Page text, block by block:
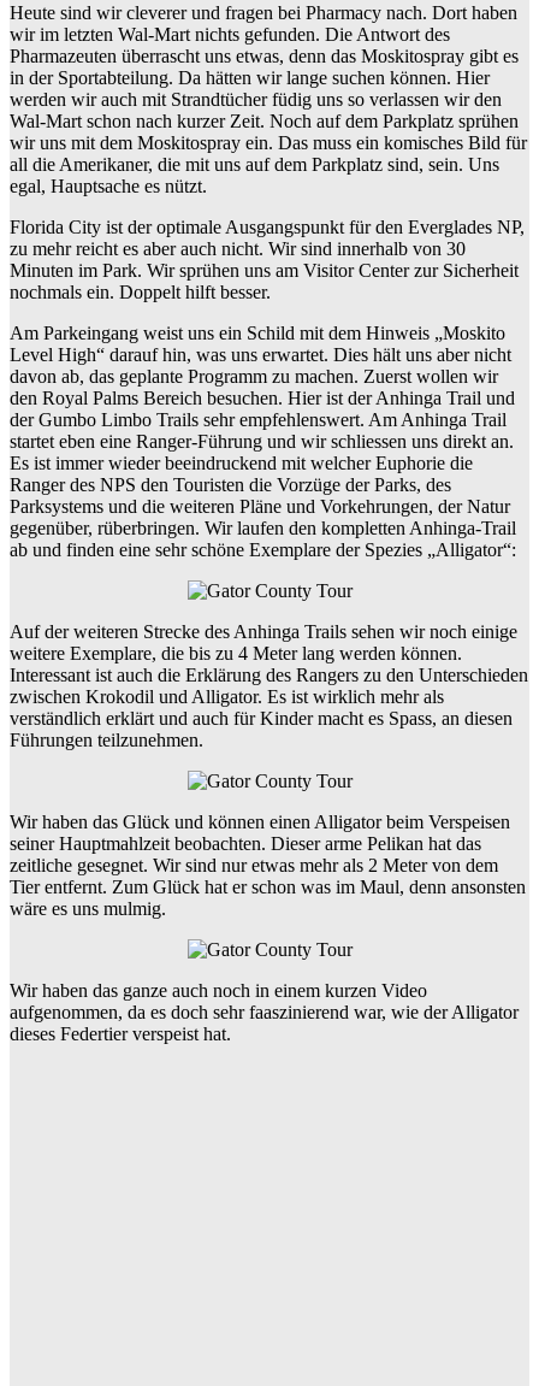
Heute sind wir cleverer und fragen bei Pharmacy nach. Dort haben
wir im letzten Wal-Mart nichts gefunden. Die Antwort des
Pharmazeuten überrascht uns etwas, denn das Moskitospray gibt es
in der Sportabteilung. Da hätten wir lange suchen können. Hier
werden wir auch mit Strandtücher füdig uns so verlassen wir den
Wal-Mart schon nach kurzer Zeit. Noch auf dem Parkplatz sprühen
wir uns mit dem Moskitospray ein. Das muss ein komisches Bild für
all die Amerikaner, die mit uns auf dem Parkplatz sind, sein. Uns
egal, Hauptsache es nützt.
Florida City ist der optimale Ausgangspunkt für den Everglades NP,
zu mehr reicht es aber auch nicht. Wir sind innerhalb von 30
Minuten im Park. Wir sprühen uns am Visitor Center zur Sicherheit
nochmals ein. Doppelt hilft besser.
Am Parkeingang weist uns ein Schild mit dem Hinweis „Moskito
Level High“ darauf hin, was uns erwartet. Dies hält uns aber nicht
davon ab, das geplante Programm zu machen. Zuerst wollen wir
den Royal Palms Bereich besuchen. Hier ist der Anhinga Trail und
der Gumbo Limbo Trails sehr empfehlenswert. Am Anhinga Trail
startet eben eine Ranger-Führung und wir schliessen uns direkt an.
Es ist immer wieder beeindruckend mit welcher Euphorie die
Ranger des NPS den Touristen die Vorzüge der Parks, des
Parksystems und die weiteren Pläne und Vorkehrungen, der Natur
gegenüber, rüberbringen. Wir laufen den kompletten Anhinga-Trail
ab und finden eine sehr schöne Exemplare der Spezies „Alligator“:
Auf der weiteren Strecke des Anhinga Trails sehen wir noch einige
weitere Exemplare, die bis zu 4 Meter lang werden können.
Interessant ist auch die Erklärung des Rangers zu den Unterschieden
zwischen Krokodil und Alligator. Es ist wirklich mehr als
verständlich erklärt und auch für Kinder macht es Spass, an diesen
Führungen teilzunehmen.
Wir haben das Glück und können einen Alligator beim Verspeisen
seiner Hauptmahlzeit beobachten. Dieser arme Pelikan hat das
zeitliche gesegnet. Wir sind nur etwas mehr als 2 Meter von dem
Tier entfernt. Zum Glück hat er schon was im Maul, denn ansonsten
wäre es uns mulmig.
Wir haben das ganze auch noch in einem kurzen Video
aufgenommen, da es doch sehr faaszinierend war, wie der Alligator
dieses Federtier verspeist hat.